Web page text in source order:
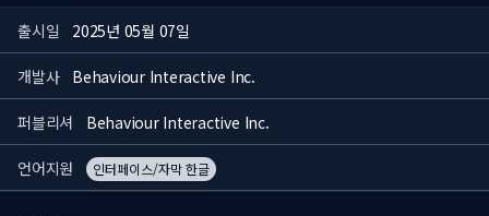
출시일 2025년 05월 07일
개발사 Behaviour Interactive Inc.
퍼블리셔 Behaviour Interactive Inc.
언어지원 인터페이스/자막 한글